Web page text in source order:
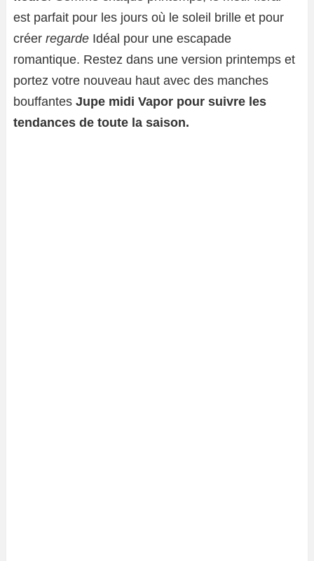
est parfait pour les jours où le soleil brille et pour
créer regarde Idéal pour une escapade
romantique. Restez dans une version printemps et
portez votre nouveau haut avec des manches
bouffantes Jupe midi Vapor pour suivre les
tendances de toute la saison.